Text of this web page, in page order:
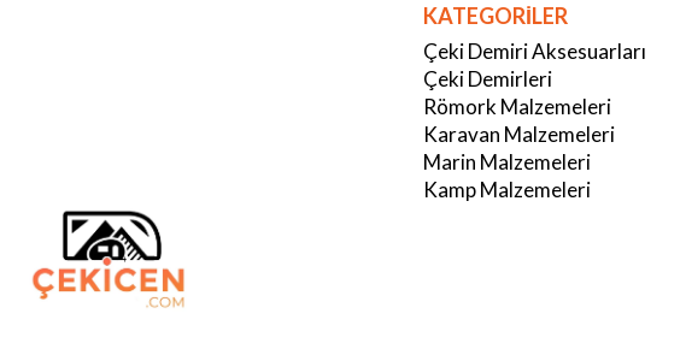
KATEGORİLER
Çeki Demiri Aksesuarları
Çeki Demirleri
Römork Malzemeleri
Karavan Malzemeleri
Marin Malzemeleri
Kamp Malzemeleri